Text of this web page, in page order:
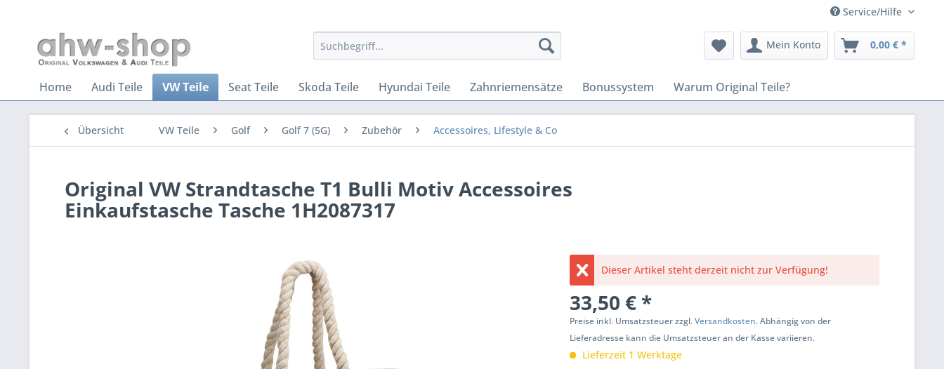
Service/Hilfe
Mein Konto 0,00 € *
Home Audi Teile VW Teile Seat Teile Skoda Teile Hyundai Teile Zahnriemensätze Bonussystem Warum Original Teile?
Übersicht VW Teile Golf Golf 7 (5G) Zubehör Accessoires, Lifestyle & Co
Original VW Strandtasche T1 Bulli Motiv Accessoires
Einkaufstasche Tasche 1H2087317
Dieser Artikel steht derzeit nicht zur Verfügung!
33,50 € *
Preise inkl. Umsatzsteuer zzgl.Versandkosten. Abhängig von der
Lieferadresse kann die Umsatzsteuer an der Kasse variieren.
Lieferzeit 1 Werktage